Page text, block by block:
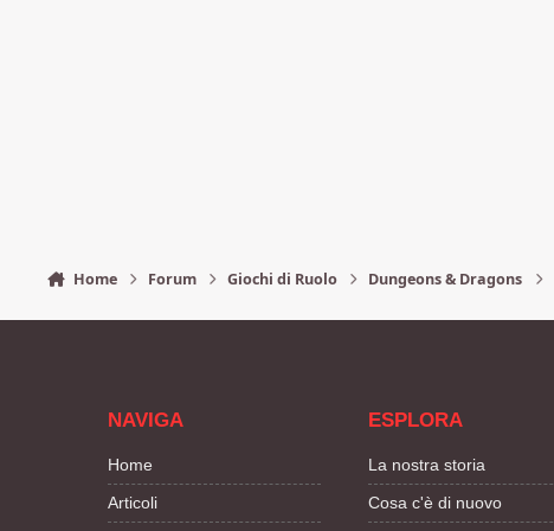
Home Forum Giochi di Ruolo Dungeons & Dragons
NAVIGA
Home
Articoli
ESPLORA
La nostra storia
Cosa c'è di nuovo